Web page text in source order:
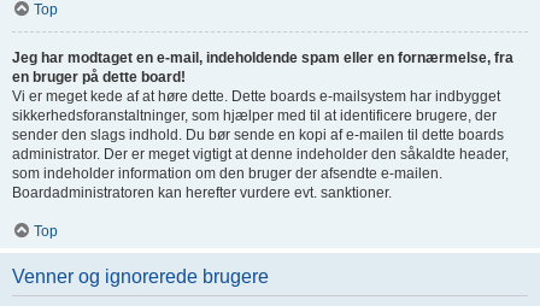
Top
Jeg har modtaget en e-mail, indeholdende spam eller en fornærmelse, fra
en bruger på dette board!
Vi er meget kede af at høre dette. Dette boards e-mailsystem har indbygget
sikkerhedsforanstaltninger, som hjælper med til at identificere brugere, der
sender den slags indhold. Du bør sende en kopi af e-mailen til dette boards
administrator. Der er meget vigtigt at denne indeholder den såkaldte header,
som indeholder information om den bruger der afsendte e-mailen.
Boardadministratoren kan herefter vurdere evt. sanktioner.
Top
Venner og ignorerede brugere